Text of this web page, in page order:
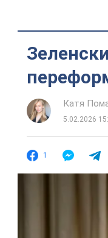
Катя
5.02.2026
1